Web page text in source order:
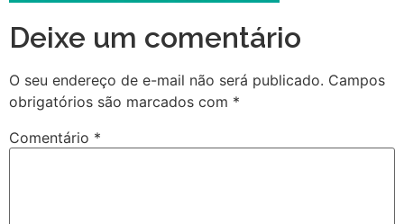
Deixe um comentário
O seu endereço de e-mail não será publicado. Campos
obrigatórios são marcados com *
Comentário *